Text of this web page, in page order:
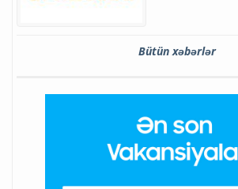
Bütün xəbərlər